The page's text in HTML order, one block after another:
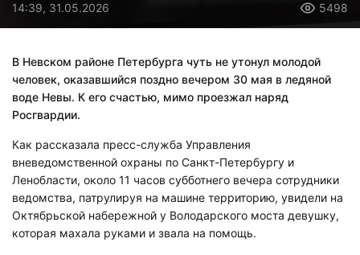
14:39, 31.05.2026
5498
В Невском районе Петербурга чуть не утонул молодой
человек, оказавшийся поздно вечером 30 мая в ледяной
воде Невы. К его счастью, мимо проезжал наряд
Росгвардии.
Как рассказала пресс-служба Управления
вневедомственной охраны по Санкт-Петербургу и
Ленобласти, около 11 часов субботнего вечера сотрудники
ведомства, патрулируя на машине территорию, увидели на
Октябрьской набережной у Володарского моста девушку,
которая махала руками и звала на помощь.